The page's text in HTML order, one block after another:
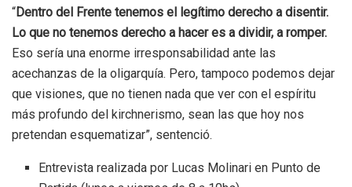
“Dentro del Frente tenemos el legítimo derecho a disentir.
Lo que no tenemos derecho a hacer es a dividir, a romper.
Eso sería una enorme irresponsabilidad ante las
acechanzas de la oligarquía. Pero, tampoco podemos dejar
que visiones, que no tienen nada que ver con el espíritu
más profundo del kirchnerismo, sean las que hoy nos
pretendan esquematizar”, sentenció.
Entrevista realizada por Lucas Molinari en Punto de